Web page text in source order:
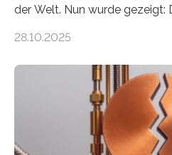
der Welt. Nun wurde gezeigt:
fundamentalen Physik
Messungen verwenden. Das
vermutet, weltweit war nach
Atomkern-Zuständen
einem Team der TU Wien mit
internationaler Partner der
28.10.2025